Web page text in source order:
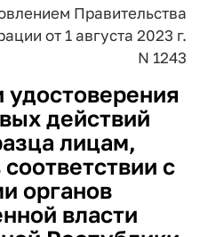
Правительства
от 1 августа 2023 г.
N 1243
действий
лицам,
с
органов
власти